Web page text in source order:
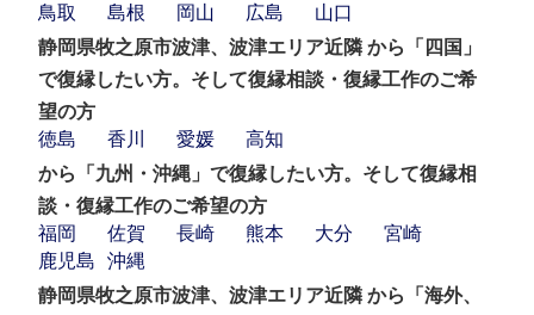
鳥取
島根 岡山 広島
山口
静岡県牧之原市波津、波津エリア近隣 から「四国」
で復縁したい方。そして復縁相談・復縁工作のご希
望の方
徳島
香川 愛媛
高知
から「九州・沖縄」で復縁したい方。そして復縁相
談・復縁工作のご希望の方
福岡
佐賀 長崎 熊本 大分
宮崎
鹿児島
沖縄
静岡県牧之原市波津、波津エリア近隣 から「海外、